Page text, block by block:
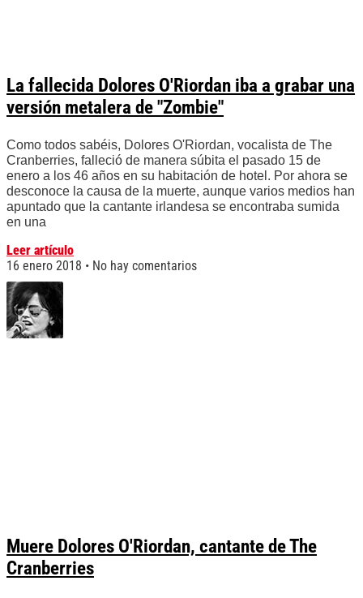
La fallecida Dolores O'Riordan iba a grabar una
versión metalera de "Zombie"
Como todos sabéis, Dolores O'Riordan, vocalista de The
Cranberries, falleció de manera súbita el pasado 15 de
enero a los 46 años en su habitación de hotel. Por ahora se
desconoce la causa de la muerte, aunque varios medios han
apuntado que la cantante irlandesa se encontraba sumida
en una
Leer artículo
16 enero 2018
No hay comentarios
Muere Dolores O'Riordan, cantante de The
Cranberries